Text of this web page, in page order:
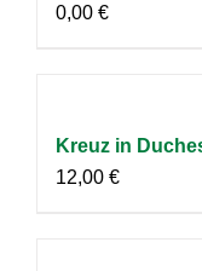
0,00 €
Kreuz in
12,00 €